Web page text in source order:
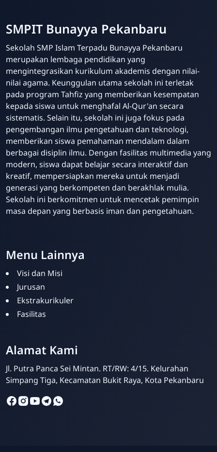
SMPIT Bunayya Pekanbaru
Sekolah SMP Islam Terpadu Bunayya Pekanbaru
merupakan lembaga pendidikan yang
mengintegrasikan kurikulum akademis dengan nilai-
nilai agama. Keunggulan utama sekolah ini terletak
pada program Tahfiz yang memberikan kesempatan
kepada siswa untuk menghafal Al-Qur'an secara
sistematis. Selain itu, sekolah ini juga fokus pada
pengembangan ilmu pengetahuan dan teknologi,
memberikan siswa pemahaman mendalam dalam
berbagai disiplin ilmu. Dengan fasilitas multimedia yang
modern, siswa dapat belajar secara interaktif dan
kreatif, mempersiapkan mereka untuk menjadi
generasi yang berkompeten dan berakhlak mulia.
Sekolah ini berkomitmen untuk mencetak pemimpin
masa depan yang berbasis iman dan pengetahuan.
Menu Lainnya
Visi dan Misi
Jurusan
Ekstrakurikuler
Fasilitas
Alamat Kami
Jl. Putra Panca Sei Mintan. RT/RW: 4/15. Kelurahan
Simpang Tiga, Kecamatan Bukit Raya, Kota Pekanbaru